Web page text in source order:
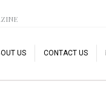
US CONTACT US